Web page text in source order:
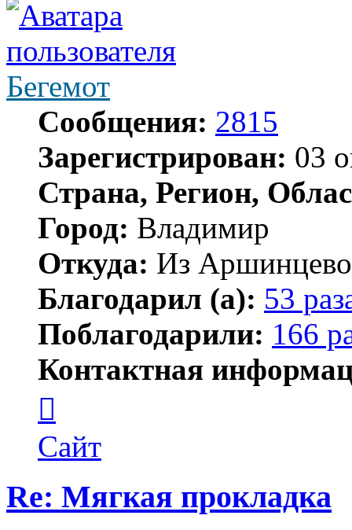
Бегемот
Сообщения: 2815
Зарегистрирован: 03
Страна, Регион,
Город: Владимир
Откуда: Из
Благодарил (а): 53
Поблагодарили: 166
Контактная
пользователя
Бегемот
Сайт
Re: Мягкая прокладка